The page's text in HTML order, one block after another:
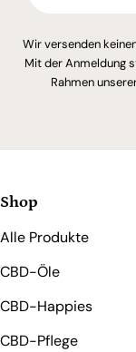
Wir versenden
Mit der Anmeldung
Rahmen
Shop
Alle Produkte
CBD-Öle
CBD-Happies
CBD-Pflege